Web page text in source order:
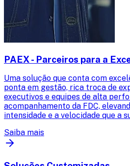
PAEX - Parceiros para a
Uma solução que conta com
ponta em gestão, rica troca de
executivos e equipes de alta
acompanhamento da FDC,
intensidade e a velocidade que a
Saiba mais